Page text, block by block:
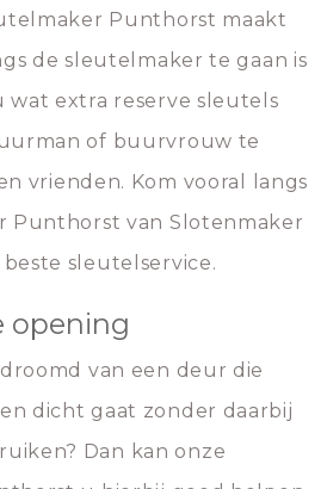
Punthorst maakt
de sleutelmaker te gaan is
wat extra reserve sleutels
of buurvrouw te
vrienden. Kom vooral langs
Punthorst van Slotenmaker
sleutelservice.
opening
van een deur die
dicht gaat zonder daarbij
Dan kan onze